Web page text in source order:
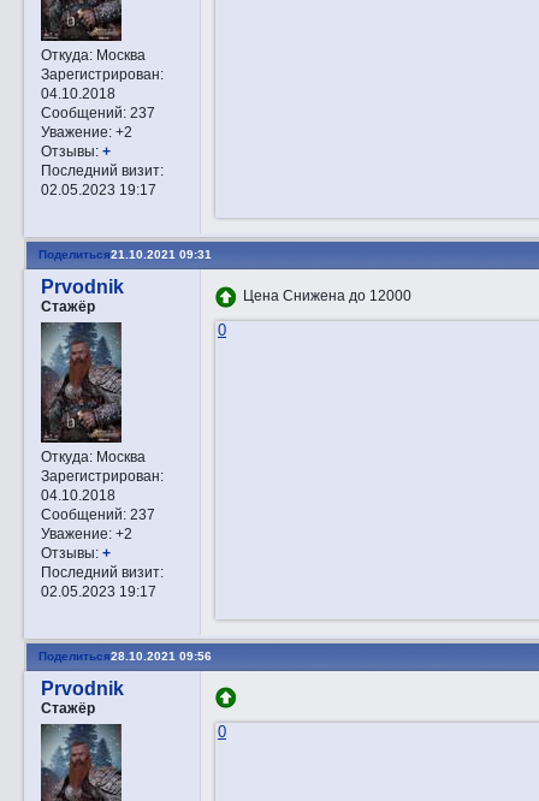
Откуда:Москва
Зарегистрирован:
04.10.2018
Сообщений:237
Уважение: +2
Отзывы: +
Последний визит:
02.05.2023 19:17
Поделиться21.10.2021 09:31
Prvodnik
Стажёр
Откуда:Москва
Зарегистрирован:
04.10.2018
Сообщений:237
Уважение: +2
Отзывы: +
Последний визит:
02.05.2023 19:17
Цена Снижена до 12000
0
Поделиться28.10.2021 09:56
Prvodnik
Стажёр
0